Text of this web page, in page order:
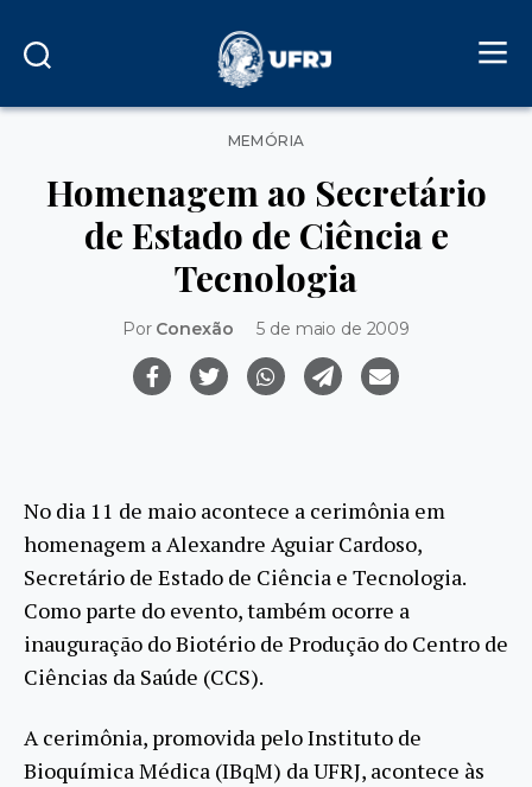
Categorias
MEMÓRIA
Homenagem ao Secretário
de Estado de Ciência e
Tecnologia
Por Conexão 5 de maio de 2009
No dia 11 de maio acontece a cerimônia em
homenagem a Alexandre Aguiar Cardoso,
Secretário de Estado de Ciência e Tecnologia.
Como parte do evento, também ocorre a
inauguração do Biotério de Produção do Centro de
Ciências da Saúde (CCS).
A cerimônia, promovida pelo Instituto de
Bioquímica Médica (IBqM) da UFRJ, acontece às